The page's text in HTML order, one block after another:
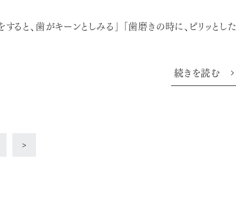
と、歯がキーンとしみる」 「歯磨きの時に、ピリッとした
続きを読む
>